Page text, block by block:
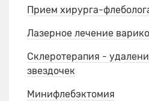
Прием хирурга-
Лазерное лечение
Склеротерапия -
звездочек
Минифлебэктомия